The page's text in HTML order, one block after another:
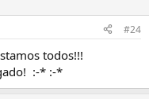
#24
todos!!!
:-* :-*